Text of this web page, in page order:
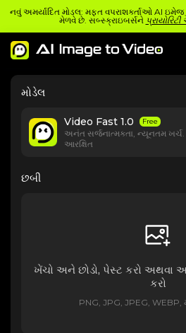
નવું અમર્યાદિત મોડલ: મફત વપરાશકર્તાઓ AI ઇમેજ ટુ
મેળવે છે. સબ્સ્ક્રાઇબર્સને
મોડેલ
Video Fast 1.0 Free
અનંત સર્જનાત્મકતા, ન્યૂનતમ ખર્ચ.
આરક્ષિત
છબી
ખેંચો અને છોડો, પેસ્ટ કરો અથવા
કરો
PNG, JPG, JPEG, WEBP,